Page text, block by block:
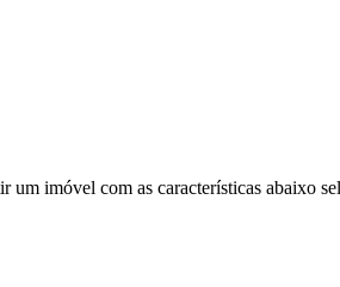
um imóvel com as características abaixo